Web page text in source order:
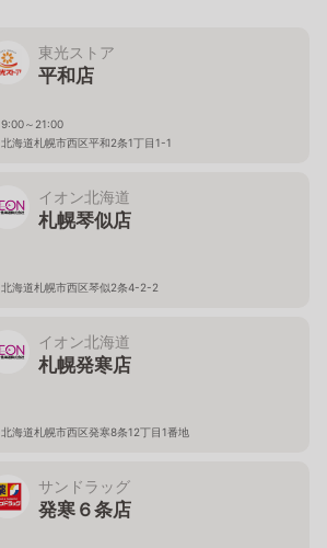
東光ストア
平和店
9:00～21:00
北海道札幌市西区平和2条1丁目1-1
イオン北海道
札幌琴似店
北海道札幌市西区琴似2条4-2-2
イオン北海道
札幌発寒店
北海道札幌市西区発寒8条12丁目1番地
サンドラッグ
発寒６条店